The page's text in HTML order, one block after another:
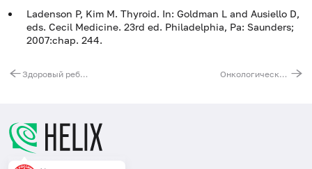
Ladenson P, Kim M. Thyroid. In: Goldman L and Ausiello D,
eds. Cecil Medicine. 23rd ed. Philadelphia, Pa: Saunders;
2007:chap. 244.
Здоровый ребенок Онкологический скрининг щитовидной железы